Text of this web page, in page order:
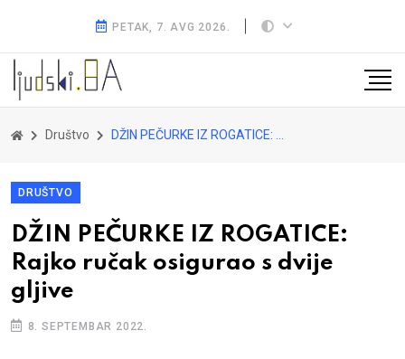
PETAK, 7. AVG 2026.
Društvo DŽIN PEČURKE IZ ROGATICE: Rajko ručak osigurao s dvije gljive
DRUŠTVO
DŽIN PEČURKE IZ ROGATICE:
Rajko ručak osigurao s dvije
gljive
8. SEPTEMBAR 2022.